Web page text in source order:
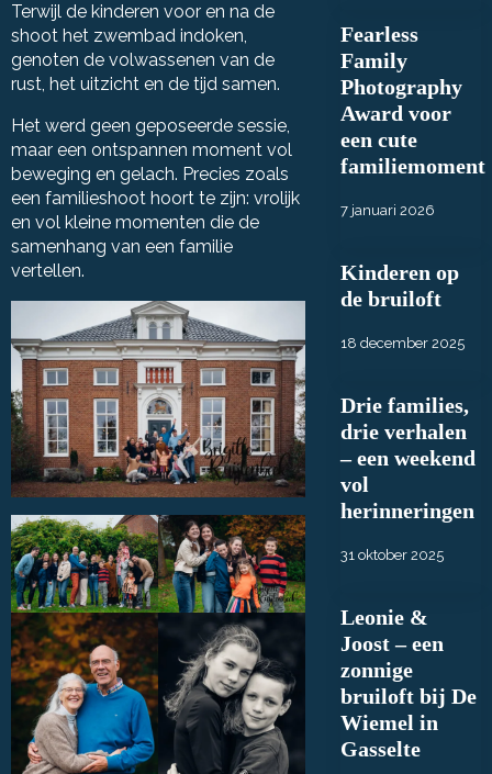
Terwijl de kinderen voor en na de
shoot het zwembad indoken,
genoten de volwassenen van de
rust, het uitzicht en de tijd samen.
Het werd geen geposeerde sessie,
maar een ontspannen moment vol
beweging en gelach. Precies zoals
een familieshoot hoort te zijn: vrolijk
en vol kleine momenten die de
samenhang van een familie
vertellen.
Fearless
Family
Photography
Award voor
een cute
familiemoment
7 januari 2026
Kinderen op
de bruiloft
18 december 2025
Drie families,
drie verhalen
– een weekend
vol
herinneringen
31 oktober 2025
Leonie &
Joost – een
zonnige
bruiloft bij De
Wiemel in
Gasselte